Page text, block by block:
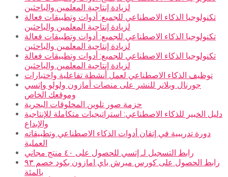
لزيادة إنتاجية المعلمين والباحثين
تكنولوجيا الذكاء الاصطناعي للجميع: أدوات وتطبيقات فعالة
لزيادة إنتاجية المعلمين والباحثين
تكنولوجيا الذكاء الاصطناعي للجميع: أدوات وتطبيقات فعالة
لزيادة إنتاجية المعلمين والباحثين
تكنولوجيا الذكاء الاصطناعي للجميع: أدوات وتطبيقات فعالة
لزيادة إنتاجية المعلمين والباحثين
توظيف الذكاء الاصطناعي لعمل أنشطة تفاعلية واختبارات
جورنال وبلانر للنشر على منصات أمازون ولولو وإتسي
وموقعك الخاص
حزمة صور تلوين المخلوقات البحرية
دليل الخبير للذكاء الاصطناعي: استراتيجيات متكاملة للإنتاجية
والإبداع
دورة تدريبية في إتقان أدوات الذكاء الاصطناعي وتطبيقاته
العملية
رابط التسجيل لـ إتسي للحصول على ٤٠ منتج مجاني
رابط الحصول على كورس ميرش باي امازون بكود خصم ٩٣
بالمئة